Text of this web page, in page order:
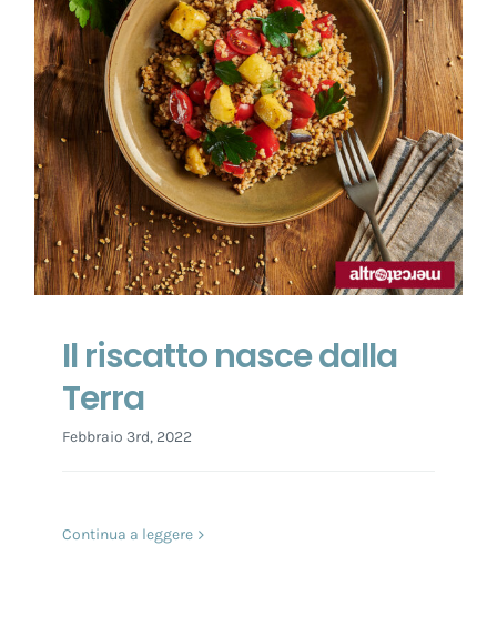
Il riscatto nasce dalla
Terra
Febbraio 3rd, 2022
Continua a leggere